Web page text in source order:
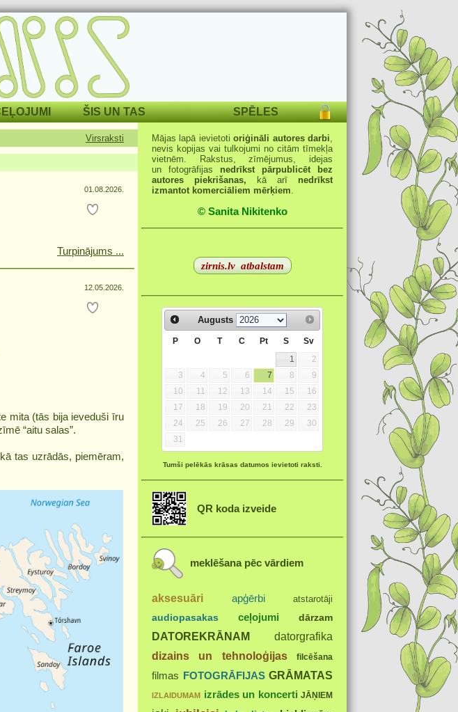
ŠIS UN TAS SPĒLES
Virsraksti
01.08.2026.
Turpinājums ...
12.05.2026.
mita (tās bija ieveduši īru
“aitu salas”.
tas uzrādās, piemēram,
Mājas lapā ievietotioriģināli autores darbi,
nevis kopijas vai tulkojumi no citām tīmekļa
vietnēm. Rakstus, zīmējumus, idejas
un fotogrāfijas nedrīkst pārpublicēt bez
autores piekrišanas,
kā arī nedrīkst
izmantot komerciāliem mērķiem.
© Sanita Nikitenko
zirnis.lv atbalstam
Augusts
P O T C Pt S
Sv
1
2
3
4 5 6 7 8
9
10
11 12 13 14 15
16
17
18 19 20 21 22
23
24
25 26 27 28 29
30
31
Tumši pelēkās krāsas datumos ievietoti raksti.
QR koda izveide
meklēšana pēc vārdiem
aksesuāri apģērbi
atstarotāji
audiopasakas
ceļojumi dārzam
DATOREKRĀNAM
datorgrafika
dizains un tehnoloģijas
filcēšana
filmas FOTOGRĀFIJAS GRĀMATAS
IZLAIDUMAM izrādes un koncerti JĀŅIEM